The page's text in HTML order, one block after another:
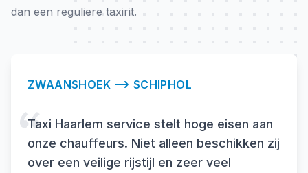
dan een reguliere taxirit.
ZWAANSHOEK SCHIPHOL
Taxi Haarlem service stelt hoge eisen aan
onze chauffeurs. Niet alleen beschikken zij
over een veilige rijstijl en zeer veel